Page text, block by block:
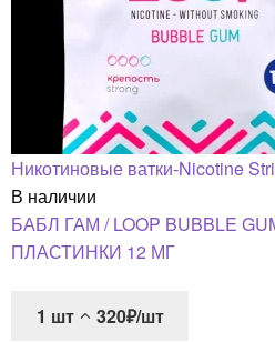
Никотиновые ватки-Nicotine
В наличии
БАБЛ ГАМ / LOOP BUBBLE
ПЛАСТИНКИ 12 МГ
1 шт
320₽/шт